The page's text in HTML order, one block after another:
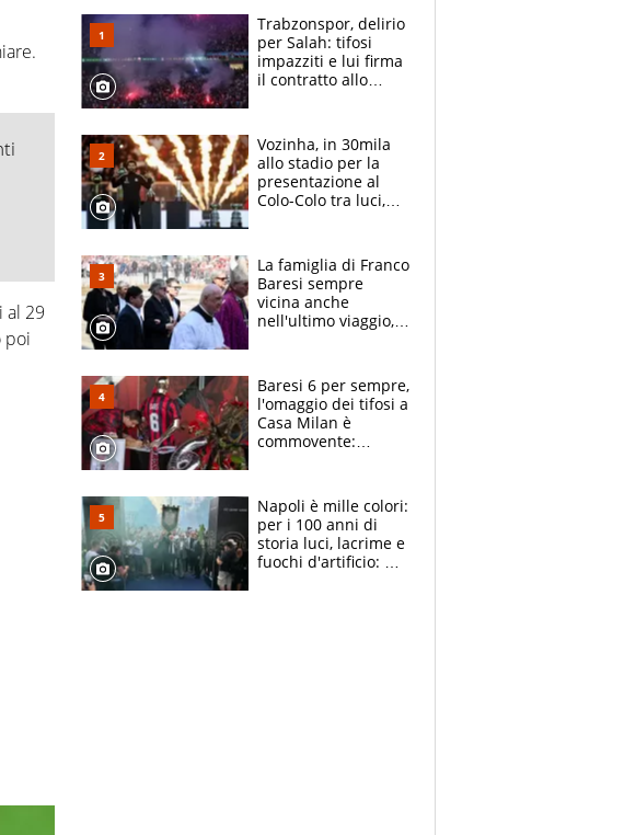
al 29
poi
Trabzonspor, delirio
per Salah: tifosi
impazziti e lui firma
il contratto allo
Vozinha, in 30mila
allo stadio per la
presentazione al
Colo-Colo tra luci,
La famiglia di Franco
Baresi sempre
vicina anche
nell'ultimo viaggio,
circondati
dall'affetto dei tifosi
Baresi 6 per sempre,
l'omaggio dei tifosi a
Casa Milan è
commovente:
bigliettini
Napoli è mille colori:
per i 100 anni di
storia luci, lacrime e
fuochi d'artificio: De